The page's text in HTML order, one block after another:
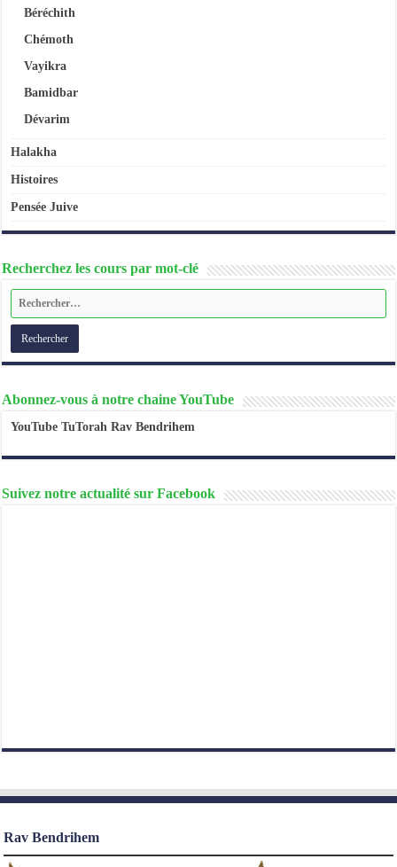
Béréchith
Chémoth
Vayikra
Bamidbar
Dévarim
Halakha
Histoires
Pensée Juive
Recherchez les cours par mot-clé
Abonnez-vous à notre chaine YouTube
YouTube TuTorah Rav Bendrihem
Suivez notre actualité sur Facebook
Rav Bendrihem